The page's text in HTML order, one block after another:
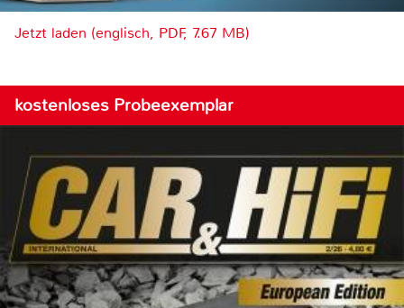
Jetzt laden (englisch, PDF, 7.67 MB)
kostenloses Probeexemplar